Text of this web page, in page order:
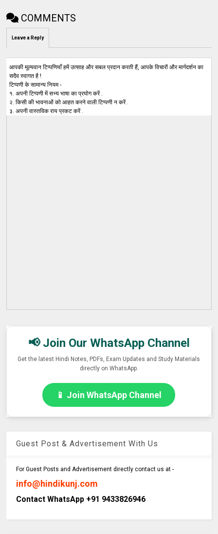
COMMENTS
Leave a Reply
आपकी मूल्यवान टिप्पणियाँ हमें उत्साह और सबल प्रदान करती हैं, आपके विचारों और मार्गदर्शन का
सदैव स्वागत है !
टिप्पणी के सामान्य नियम -
१. अपनी टिप्पणी में सभ्य भाषा का प्रयोग करें .
२. किसी की भावनाओं को आहत करने वाली टिप्पणी न करें .
३. अपनी वास्तविक राय प्रकट करें .
📢 Join Our WhatsApp Channel
Get the latest Hindi Notes, PDFs, Exam Updates and Study Materials
directly on WhatsApp.
📱 Join WhatsApp Channel
Guest Post & Advertisement With Us
For Guest Posts and Advertisement directly contact us at -
info@hindikunj.com
Contact WhatsApp +91 9433826946